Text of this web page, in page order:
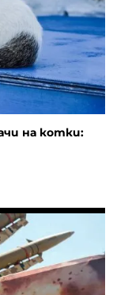
на котки: